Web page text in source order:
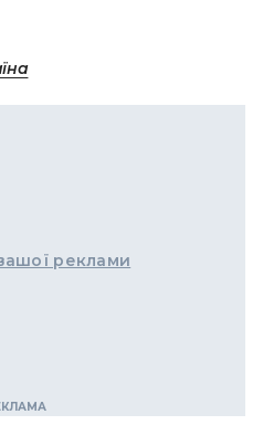
реклами